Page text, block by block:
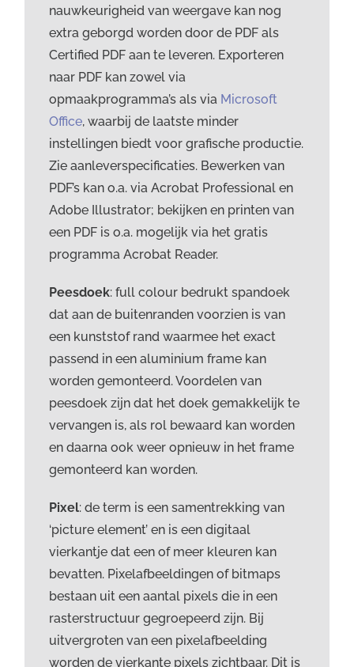
nauwkeurigheid van weergave kan nog
extra geborgd worden door de PDF als
Certified PDF aan te leveren. Exporteren
naar PDF kan zowel via
opmaakprogramma’s als via Microsoft
Office, waarbij de laatste minder
instellingen biedt voor grafische productie.
Zie aanleverspecificaties. Bewerken van
PDF’s kan o.a. via Acrobat Professional en
Adobe Illustrator; bekijken en printen van
een PDF is o.a. mogelijk via het gratis
programma Acrobat Reader.
Peesdoek: full colour bedrukt spandoek
dat aan de buitenranden voorzien is van
een kunststof rand waarmee het exact
passend in een aluminium frame kan
worden gemonteerd. Voordelen van
peesdoek zijn dat het doek gemakkelijk te
vervangen is, als rol bewaard kan worden
en daarna ook weer opnieuw in het frame
gemonteerd kan worden.
Pixel: de term is een samentrekking van
‘picture element’ en is een digitaal
vierkantje dat een of meer kleuren kan
bevatten. Pixelafbeeldingen of bitmaps
bestaan uit een aantal pixels die in een
rasterstructuur gegroepeerd zijn. Bij
uitvergroten van een pixelafbeelding
worden de vierkante pixels zichtbaar. Dit is